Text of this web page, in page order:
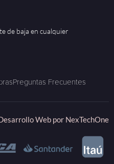
de baja en cualquier
Preguntas Frecuentes
Web por NexTechOne